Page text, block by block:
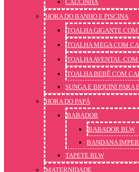
CALCINHA
HORA DO BANHO E PISCINA
TOALHA GIGANTE
TOALHA MEGA COM
TOALHA AVENTAL
TOALHA BEBÊ COM
SUNGA E BIQUINI PARA
HORA DO PAPÁ
BABADOR
BABADOR BLW
BANDANA
TAPETE BLW
MATERNIDADE